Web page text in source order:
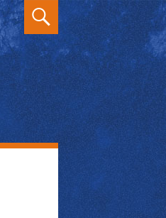
Search